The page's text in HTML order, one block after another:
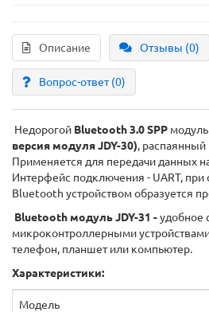
Описание Отзывы (0)
Вопрос-ответ(0)
Недорогой Bluetooth 3.0 SPP модуль
версия модуля JDY-30), распаянный
Применяется для передачи данных
Интерфейс подключения - UART, при
Bluetooth устройством образуется
Bluetooth модуль JDY-31 -удобное
микроконтроллерными
телефон, планшет или компьютер.
Характеристики:
Модель